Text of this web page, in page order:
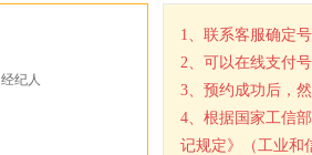
1、联系客服确定
2、可以在线支付
3、预约成功后，
4、根据国家工信
记规定》（工业和
经纪人